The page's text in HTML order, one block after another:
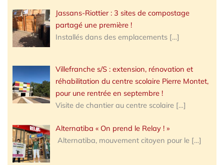
Jassans-Riottier : 3 sites de compostage
partagé une première !
Installés dans des emplacements […]
Villefranche s/S : extension, rénovation et
réhabilitation du centre scolaire Pierre Montet,
pour une rentrée en septembre !
Visite de chantier au centre scolaire […]
Alternatiba « On prend le Relay ! »
Alternatiba, mouvement citoyen pour le […]